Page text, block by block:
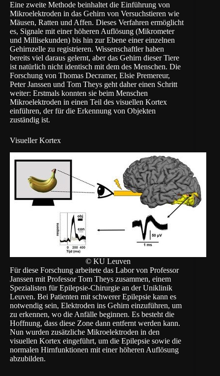
Eine zweite Methode beinhaltet die Einführung von
Mikroelektroden in das Gehirn von Versuchstieren wie
Mäusen, Ratten und Affen. Dieses Verfahren ermöglicht
es, Signale mit einer höheren Auflösung (Mikrometer
und Millisekunden) bis hin zur Ebene einer einzelnen
Gehirnzelle zu registrieren. Wissenschaftler haben
bereits viel daraus gelernt, aber das Gehirn dieser Tiere
ist natürlich nicht identisch mit dem des Menschen. Die
Forschung von Thomas Decramer, Elsie Premereur,
Peter Janssen und Tom Theys geht daher einen Schritt
weiter: Erstmals konnten sie beim Menschen
Mikroelektroden in einen Teil des visuellen Kortex
einführen, der für die Erkennung von Objekten
zuständig ist.
Visueller Kortex
© KU Leuven
Für diese Forschung arbeitete das Labor von Professor
Janssen mit Professor Tom Theys zusammen, einem
Spezialisten für Epilepsie-Chirurgie an derUniklinik
Leuven. Bei Patienten mit schwerer Epilepsie kann es
notwendig sein, Elektroden ins Gehirn einzuführen, um
zu erkennen, wo die Anfälle beginnen. Es besteht die
Hoffnung, dass diese Zone dann entfernt werden kann.
Nun wurden zusätzliche Mikroelektroden in den
visuellen Kortex eingeführt, um die Epilepsie sowie die
normalen Hirnfunktionen mit einer höheren Auflösung
abzubilden.